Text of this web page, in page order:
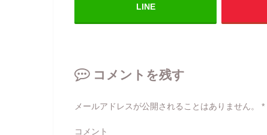
LINE
コメントを残す
メールアドレスが公開されることはありません。 *
コメント